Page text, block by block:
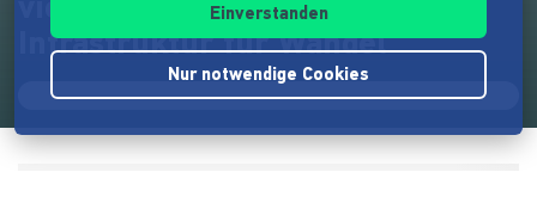
vienna.transitionBASE -
Infrastruktur für Wandel
Einverstanden
Nur notwendige Cookies